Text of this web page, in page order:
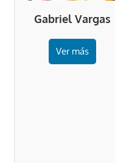
Gabriel Vargas
Ver más